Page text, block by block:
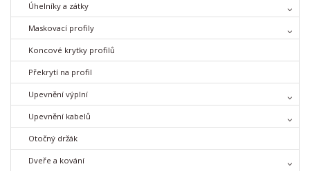
Úhelníky a zátky
Maskovací profily
Koncové krytky profilů
Překrytí na profil
Upevnění výplní
Upevnění kabelů
Otočný držák
Dveře a kování